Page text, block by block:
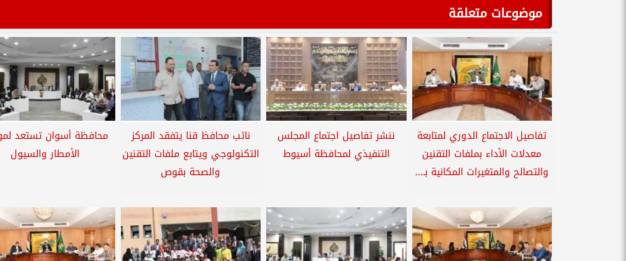
موضوعات متعلقة
تفاصيل الاجتماع الدوري لمتابعة
معدلات الأداء بملفات التقنين
والتصالح والمتغيرات المكانية بـ...
ننشر تفاصيل اجتماع المجلس
التنفيذي لمحافظة أسيوط
نائب محافظ قنا يتفقد المركز
التكنولوجي ويتابع ملفات التقنين
والصحة بقوص
محافظة أسوان تستعد
الأمطار والسيول